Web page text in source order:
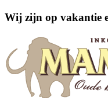
Wij zijn op vakantie